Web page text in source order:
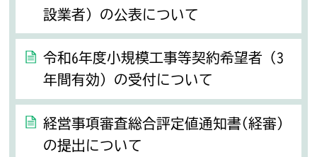
設業者）の公表について
令和6年度小規模工事等契約希望者（3
年間有効）の受付について
経営事項審査総合評定値通知書(経審)
の提出について